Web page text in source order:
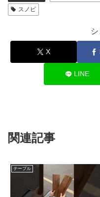
スノピ
X
LINE
関連記事
テーブル